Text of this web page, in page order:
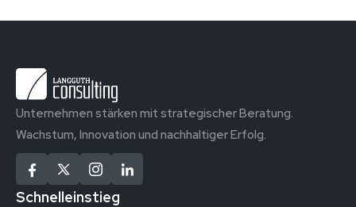
Unternehmen stärken mit strategischer Beratung.
Wachstum, Innovation und nachhaltiger Erfolg.
Schnelleinstieg